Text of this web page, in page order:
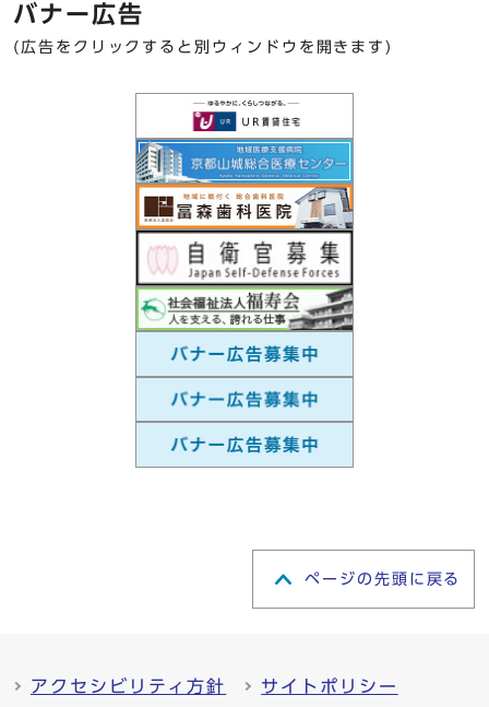
バナー広告
(広告をクリックすると別ウィンドウを開きます)
ページの先頭に戻る
アクセシビリティ方針 サイトポリシー